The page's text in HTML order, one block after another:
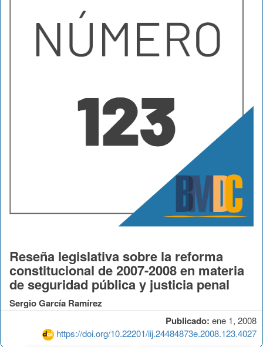
Publicado: ene 1, 2008
https://doi.org/10.22201/iij.24484873e.2008.123.4027
Reseña legislativa sobre la reforma
constitucional de 2007-2008 en materia
de seguridad pública y justicia penal
Sergio García Ramírez